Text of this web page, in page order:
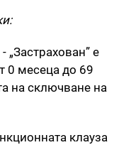
е
0 месеца до 69
на сключване на
клауза